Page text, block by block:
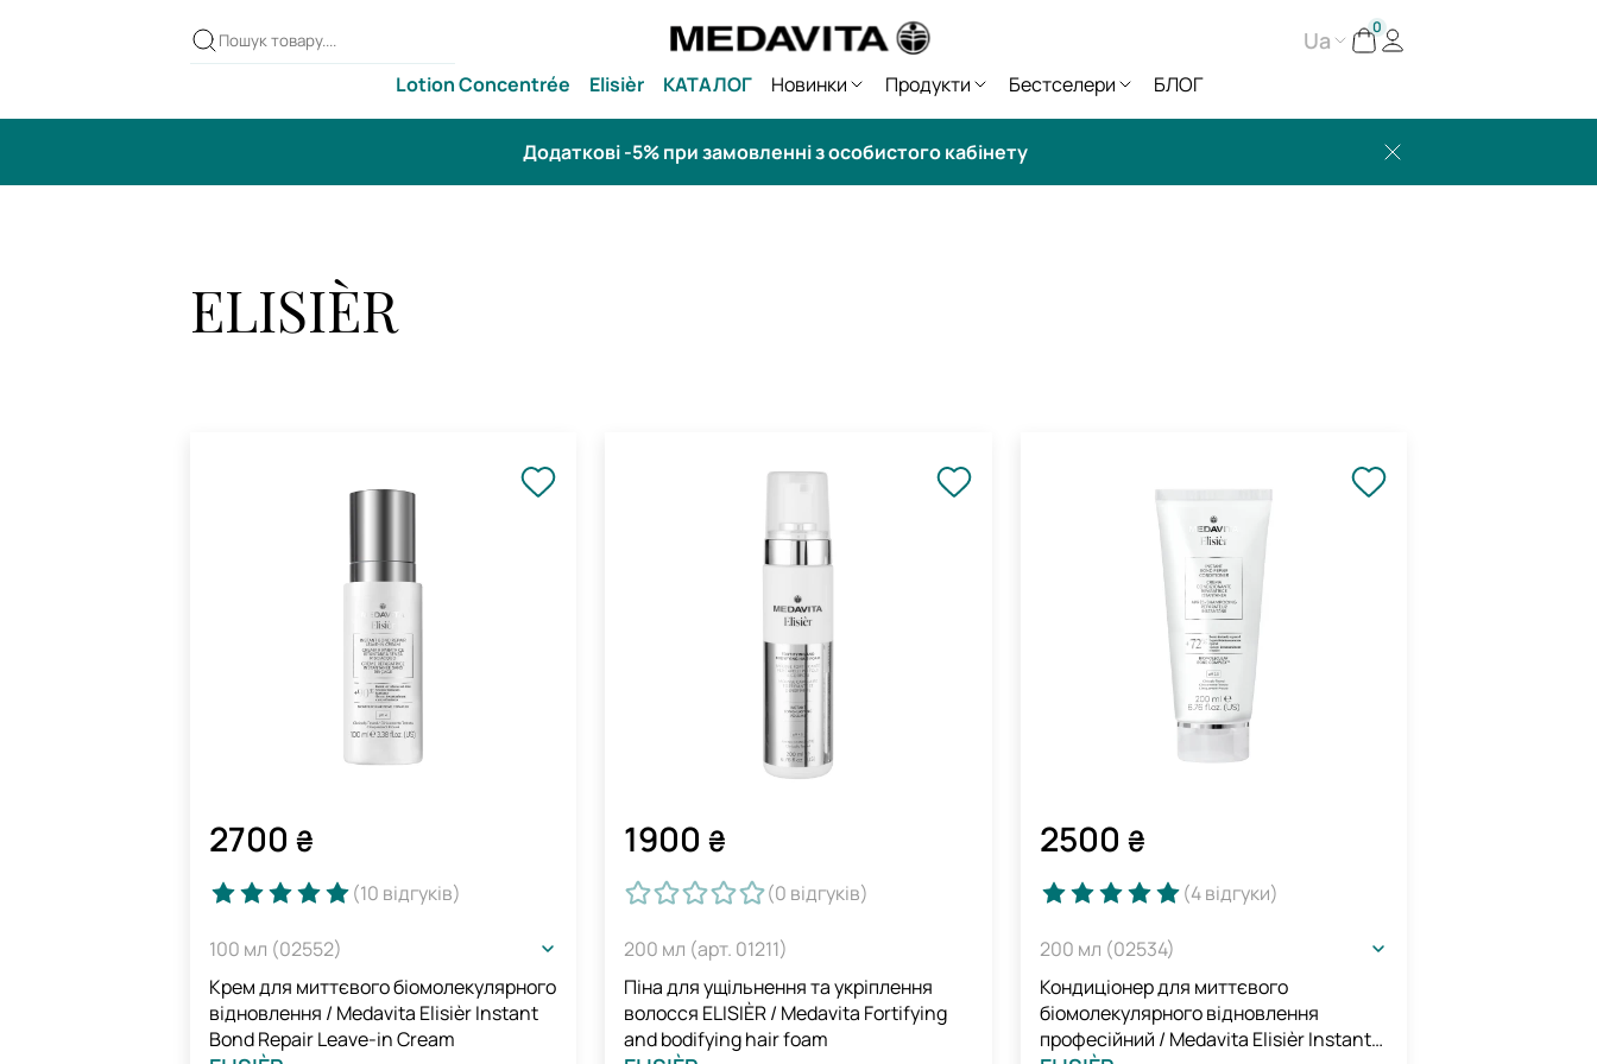
Ua 0
Lotion Concentrée Elisièr КАТАЛОГ Новинки Продукти Бестселери БЛОГ
Додаткові -5% при замовленні з особистого кабінету
ELISIÈR
2700 ₴
(10 відгуків)
100 мл (02552)
Крем для миттєвого біомолекулярного
відновлення / Medavita Elisièr Instant
Bond Repair Leave-in Cream
1900₴
(0 відгуків)
200 мл (арт. 01211)
Піна для ущільнення та укріплення
волосся ELISIÈR / Medavita Fortifying
and bodifying hair foam
2500 ₴
(4відгуки)
200 мл (02534)
Кондиціонер для миттєвого
біомолекулярного відновлення
професійний / Medavita Elisièr Instant